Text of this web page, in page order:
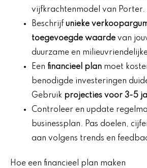
vijfkrachtenmodel van Porter.
Beschrijf unieke
toegevoegde waarde van
duurzame en
Een financieel plan moet
benodigde investeringen
Gebruik projecties voor 3-5
Controleer en update
businessplan. Pas doelen,
aan volgens trends en
Hoe een financieel plan maken